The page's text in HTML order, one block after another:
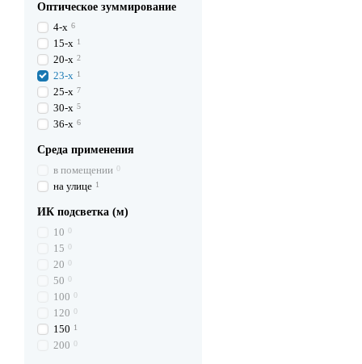
Оптическое зуммирование
4-х 6
15-х 1
20-х 2
23-х 1
25-х 7
30-х 5
36-х 6
Среда применения
в помещении 0
на улице 1
ИК подсветка (м)
10 0
15 0
20 0
50 0
100 0
120 0
150 1
200 0